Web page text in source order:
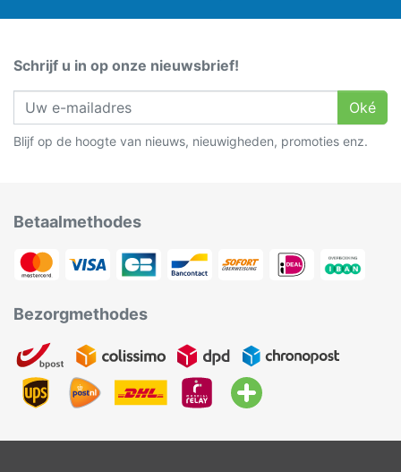
Schrijf u in op onze nieuwsbrief!
Oké
Blijf op de hoogte van nieuws, nieuwigheden, promoties enz.
Betaalmethodes
Bezorgmethodes